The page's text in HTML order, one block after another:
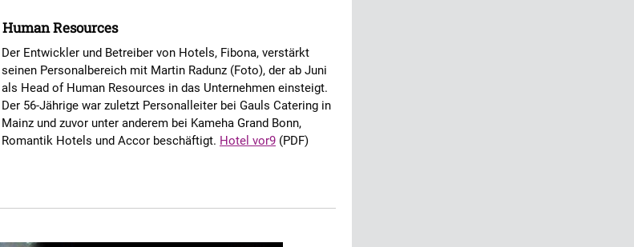
Resources
Der Entwickler und Betreiber von Hotels, Fibona, verstärkt
seinen Personalbereich mit Martin Radunz (Foto), der ab Juni
als Head of Human Resources in das Unternehmen einsteigt.
Der 56-Jährige war zuletzt Personalleiter bei Gauls Catering in
Mainz und zuvor unter anderem bei Kameha Grand Bonn,
Romantik Hotels und Accor beschäftigt. Hotel vor9 (PDF)